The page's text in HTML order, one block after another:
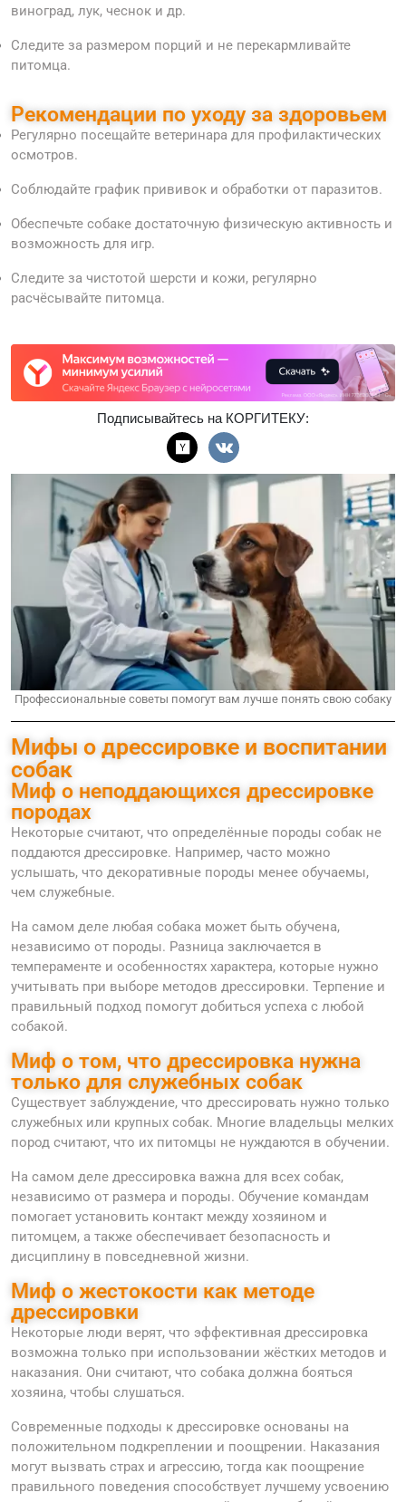
виноград, лук, чеснок и др.
Следите за размером порций и не перекармливайте
питомца.
Рекомендации по уходу за здоровьем
Регулярно посещайте ветеринара для профилактических
осмотров.
Соблюдайте график прививок и обработки от паразитов.
Обеспечьте собаке достаточную физическую активность и
возможность для игр.
Следите за чистотой шерсти и кожи, регулярно
расчёсывайте питомца.
Подписывайтесь на КОРГИТЕКУ:
Профессиональные советы помогут вам лучше понять свою собаку
Мифы о дрессировке и воспитании
собак
Миф о неподдающихся дрессировке
породах
Некоторые считают, что определённые породы собак не
поддаются дрессировке. Например, часто можно
услышать, что декоративные породы менее обучаемы,
чем служебные.
На самом деле любая собака может быть обучена,
независимо от породы. Разница заключается в
темпераменте и особенностях характера, которые нужно
учитывать при выборе методов дрессировки. Терпение и
правильный подход помогут добиться успеха с любой
собакой.
Миф о том, что дрессировка нужна
только для служебных собак
Существует заблуждение, что дрессировать нужно только
служебных или крупных собак. Многие владельцы мелких
пород считают, что их питомцы не нуждаются в обучении.
На самом деле дрессировка важна для всех собак,
независимо от размера и породы. Обучение командам
помогает установить контакт между хозяином и
питомцем, а также обеспечивает безопасность и
дисциплину в повседневной жизни.
Миф о жестокости как методе
дрессировки
Некоторые люди верят, что эффективная дрессировка
возможна только при использовании жёстких методов и
наказания. Они считают, что собака должна бояться
хозяина, чтобы слушаться.
Современные подходы к дрессировке основаны на
положительном подкреплении и поощрении. Наказания
могут вызвать страх и агрессию, тогда как поощрение
правильного поведения способствует лучшему усвоению